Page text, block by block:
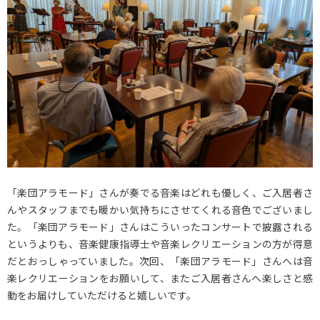
「楽団アラモード」さんが奏でる音楽はどれも優しく、ご入居者さ
んやスタッフまでも暖かい気持ちにさせてくれる音色でございまし
た。「楽団アラモード」さんはこういったコンサートで披露される
というよりも、音楽健康指導士や音楽レクリエーションの方が得意
だとおっしゃっていました。次回、「楽団アラモード」さんへは音
楽レクリエーションをお願いして、またご入居者さんへ楽しさと感
動をお届けしていただけると嬉しいです。